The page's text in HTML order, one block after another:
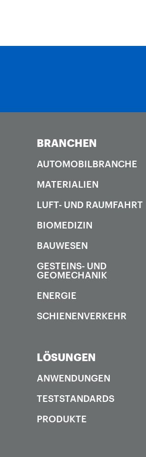
BRANCHEN
AUTOMOBILBRANCHE
MATERIALIEN
LUFT- UND RAUMFAHRT
BIOMEDIZIN
BAUWESEN
GESTEINS- UND
GEOMECHANIK
ENERGIE
SCHIENENVERKEHR
LÖSUNGEN
ANWENDUNGEN
TESTSTANDARDS
PRODUKTE